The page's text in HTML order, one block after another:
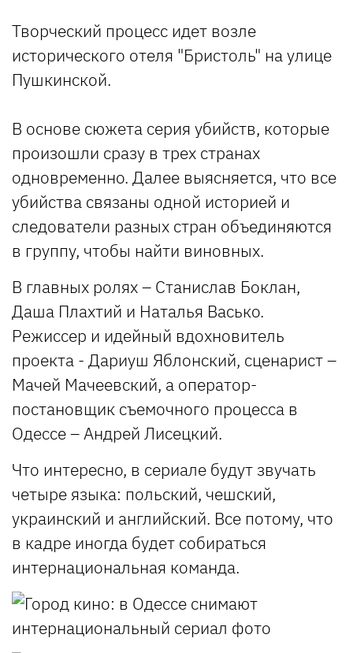
Творческий процесс идет возле
исторического отеля "Бристоль" на улице
Пушкинской.
В основе сюжета серия убийств, которые
произошли сразу в трех странах
одновременно. Далее выясняется, что все
убийства связаны одной историей и
следователи разных стран объединяются
в группу, чтобы найти виновных.
В главных ролях – Станислав Боклан,
Даша Плахтий и Наталья Васько.
Режиссер и идейный вдохновитель
проекта - Дариуш Яблонский, сценарист –
Мачей Мачеевский, а оператор-
постановщик съемочного процесса в
Одессе – Андрей Лисецкий.
Что интересно, в сериале будут звучать
четыре языка: польский, чешский,
украинский и английский. Все потому, что
в кадре иногда будет собираться
интернациональная команда.